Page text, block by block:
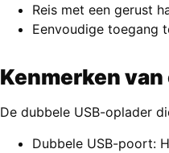
Reis met een gerust
Eenvoudige toegang
Kenmerken
De dubbele USB-oplader
Dubbele USB-poort: